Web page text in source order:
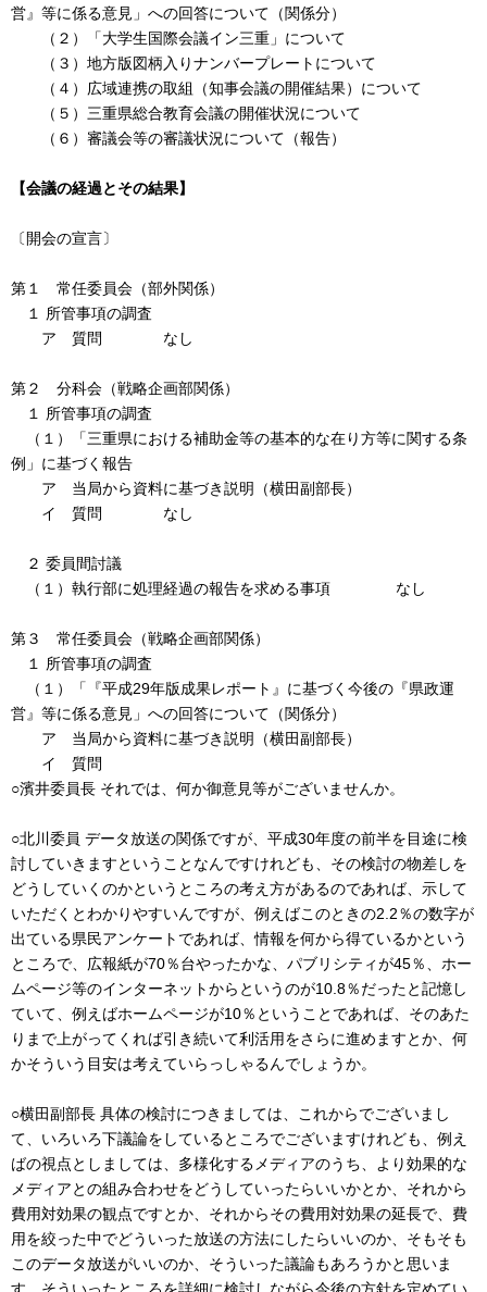
営』等に係る意見」への回答について（関係分）
（２）「大学生国際会議イン三重」について
（３）地方版図柄入りナンバープレートについて
（４）広域連携の取組（知事会議の開催結果）について
（５）三重県総合教育会議の開催状況について
（６）審議会等の審議状況について（報告）
【会議の経過とその結果】
〔開会の宣言〕
第１ 常任委員会（部外関係）
１ 所管事項の調査
ア 質問 なし
第２ 分科会（戦略企画部関係）
１ 所管事項の調査
（１）「三重県における補助金等の基本的な在り方等に関する条
例」に基づく報告
ア 当局から資料に基づき説明（横田副部長）
イ 質問 なし
２ 委員間討議
（１）執行部に処理経過の報告を求める事項 なし
第３ 常任委員会（戦略企画部関係）
１ 所管事項の調査
（１）「『平成29年版成果レポート』に基づく今後の『県政運
営』等に係る意見」への回答について（関係分）
ア 当局から資料に基づき説明（横田副部長）
イ 質問
○濱井委員長 それでは、何か御意見等がございませんか。
○北川委員 データ放送の関係ですが、平成30年度の前半を目途に検
討していきますということなんですけれども、その検討の物差しを
どうしていくのかというところの考え方があるのであれば、示して
いただくとわかりやすいんですが、例えばこのときの2.2％の数字が
出ている県民アンケートであれば、情報を何から得ているかという
ところで、広報紙が70％台やったかな、パブリシティが45％、ホー
ムページ等のインターネットからというのが10.8％だったと記憶し
ていて、例えばホームページが10％ということであれば、そのあた
りまで上がってくれば引き続いて利活用をさらに進めますとか、何
かそういう目安は考えていらっしゃるんでしょうか。
○横田副部長 具体の検討につきましては、これからでございまし
て、いろいろ下議論をしているところでございますけれども、例え
ばの視点としましては、多様化するメディアのうち、より効果的な
メディアとの組み合わせをどうしていったらいいかとか、それから
費用対効果の観点ですとか、それからその費用対効果の延長で、費
用を絞った中でどういった放送の方法にしたらいいのか、そもそも
このデータ放送がいいのか、そういった議論もあろうかと思いま
す。そういったところを詳細に検討しながら今後の方針を定めてい